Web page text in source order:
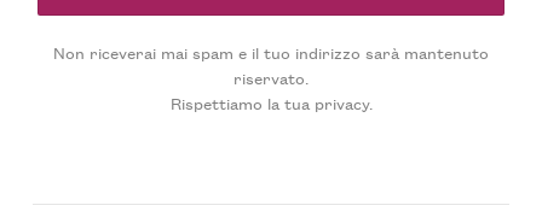
Non riceverai mai spam e il tuo indirizzo sarà mantenuto
riservato.
Rispettiamo la tua privacy.